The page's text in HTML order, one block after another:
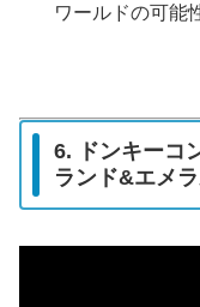
ワールドの可能
6. ドンキーコ
ランド&エメ